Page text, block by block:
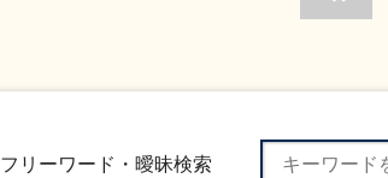
フリーワード・曖昧検索